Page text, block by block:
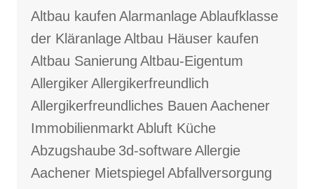
Altbau kaufen AlarmanlageAblaufklasse
der KläranlageAltbau Häuser kaufen
Altbau Sanierung Altbau-Eigentum
AllergikerAllergikerfreundlich
Allergikerfreundliches Bauen Aachener
ImmobilienmarktAbluft Küche
Abzugshaube 3d-softwareAllergie
Aachener Mietspiegel Abfallversorgung